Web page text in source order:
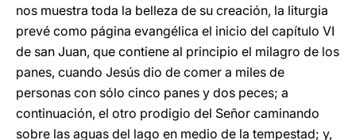
nos muestra toda la belleza de su creación, la liturgia
prevé como página evangélica el inicio del capítulo VI
de san Juan, que contiene al principio el milagro de los
panes, cuando Jesús dio de comer a miles de
personas con sólo cinco panes y dos peces; a
continuación, el otro prodigio del Señor caminando
sobre las aguas del lago en medio de la tempestad; y,